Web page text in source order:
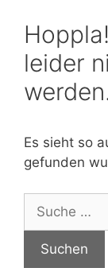
leider
Es sieht so
gefunden
nach: